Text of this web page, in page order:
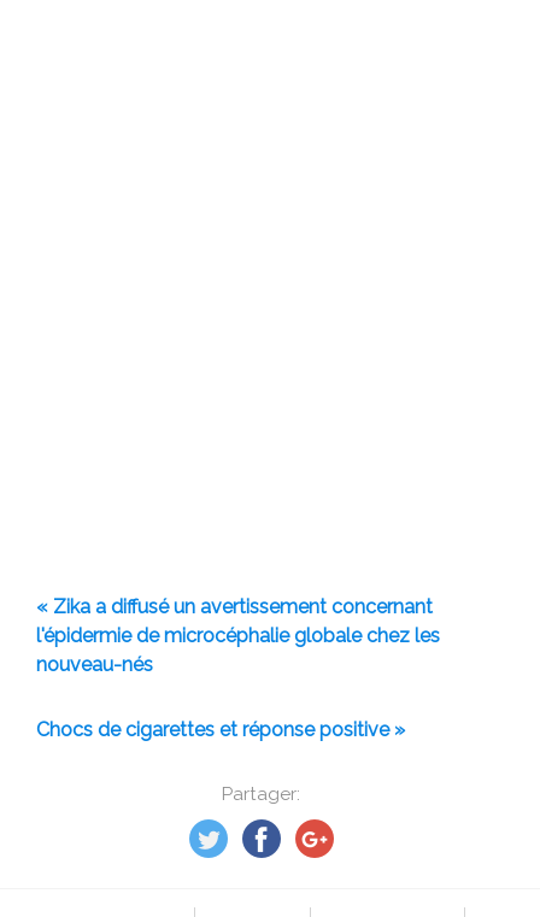
Partager:
« Zika a diffusé un avertissement concernant
l'épidermie de microcéphalie globale chez les
nouveau-nés
Chocs de cigarettes et réponse positive »